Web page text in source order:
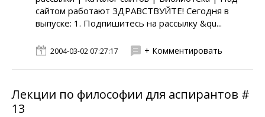
сайтом работают ЗДРАВСТВУЙТЕ! Сегодня в
выпуске: 1. Подпишитесь на рассылку &qu...
2004-03-02 07:27:17 + Комментировать
Лекции по философии для аспирантов #
13